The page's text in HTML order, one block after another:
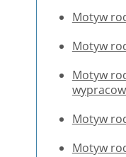
Motyw
Motyw
Motyw
Motyw
Motyw